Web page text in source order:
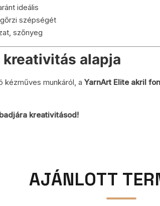
ideális
szépségét
szőnyeg
kreativitás alapja
kézműves munkáról, a YarnArt Elite akril
kreativitásod!
AJÁNLOTT